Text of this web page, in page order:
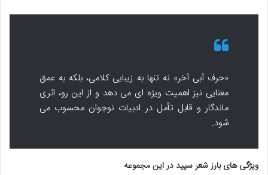
«حرف آبی آخر» نه تنها به زیبایی کلامی، بلکه به عمق
معنایی نیز اهمیت ویژه ای می دهد و از این رو، اثری
ماندگار و قابل تأمل در ادبیات نوجوان محسوب می
شود.
ویژگی های بارز شعر سپید در این مجموعه